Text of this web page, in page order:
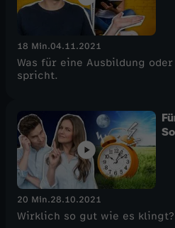
18 Min.04.11.2021
Was für eine Ausbildung
spricht.
20 Min.28.10.2021
Wirklich so gut wie es klingt?